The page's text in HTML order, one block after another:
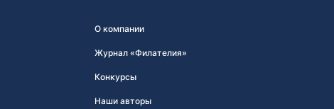
О компании
Журнал «Филателия»
Конкурсы
Наши авторы